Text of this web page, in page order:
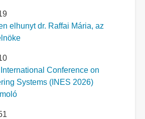
elhunyt dr. Raffai Mária, az
Conference on
Systems (INES 2026)